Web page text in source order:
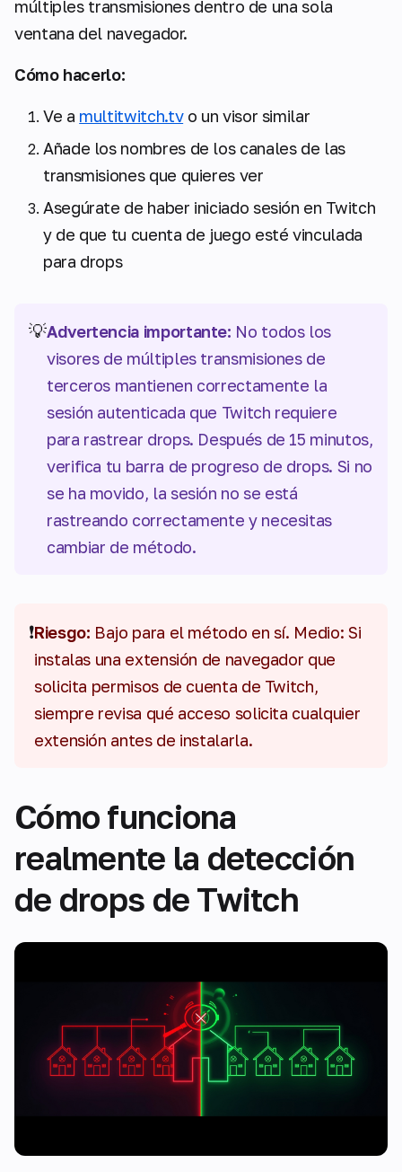
múltiples transmisiones dentro de una sola
ventana del navegador.
Cómo hacerlo:
Ve a multitwitch.tvo un visor similar
Añade los nombres de los canales de las
transmisiones que quieres ver
Asegúrate de haber iniciado sesión en Twitch
y de que tu cuenta de juego esté vinculada
para drops
💡Advertencia importante: No todos los
visores de múltiples transmisiones de
terceros mantienen correctamente la
sesión autenticada que Twitch requiere
para rastrear drops. Después de 15 minutos,
verifica tu barra de progreso de drops. Si no
se ha movido, la sesión no se está
rastreando correctamente y necesitas
cambiar de método.
❗Riesgo: Bajo para el método en sí. Medio: Si
instalas una extensión de navegador que
solicita permisos de cuenta de Twitch,
siempre revisa qué acceso solicita cualquier
extensión antes de instalarla.
Cómo funciona
realmente la detección
de drops de Twitch